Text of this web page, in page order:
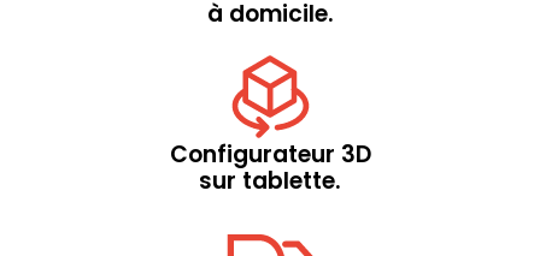
à domicile.
Configurateur 3D
sur tablette.